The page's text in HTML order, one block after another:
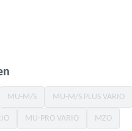
zurzeit nicht verfügbar.)
auswählen
ist zurzeit nicht verfügbar.)
MU-M/S(Diese Option ist zurzeit nicht
MU-M/S PLUS VARIO
(Diese Option
ist zurzeit nicht verfügbar.)
MU-PRO VARIO(Diese Option ist zurzeit
MZO(Diese